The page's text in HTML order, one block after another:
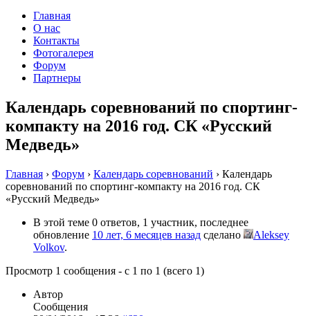
Главная
О нас
Контакты
Фотогалерея
Форум
Партнеры
Календарь соревнований по спортинг-
компакту на 2016 год. СК «Русский
Медведь»
Главная › Форум › Календарь соревнований › Календарь
соревнований по спортинг-компакту на 2016 год. СК
«Русский Медведь»
В этой теме 0 ответов, 1 участник, последнее
обновление 10 лет, 6 месяцев назад сделано
Aleksey
Volkov.
Просмотр 1 сообщения - с 1 по 1 (всего 1)
Автор
Сообщения